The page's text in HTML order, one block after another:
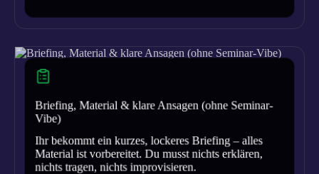
Briefing, Material & klare Ansagen (ohne Seminar-
Vibe)
Ihr bekommt ein kurzes, lockeres Briefing – alles
Material ist vorbereitet. Du musst nichts erklären,
nichts tragen, nichts improvisieren.